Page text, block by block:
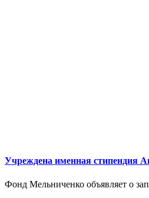
Учреждена именная стипендия
Фонд Мельниченко объявляет о